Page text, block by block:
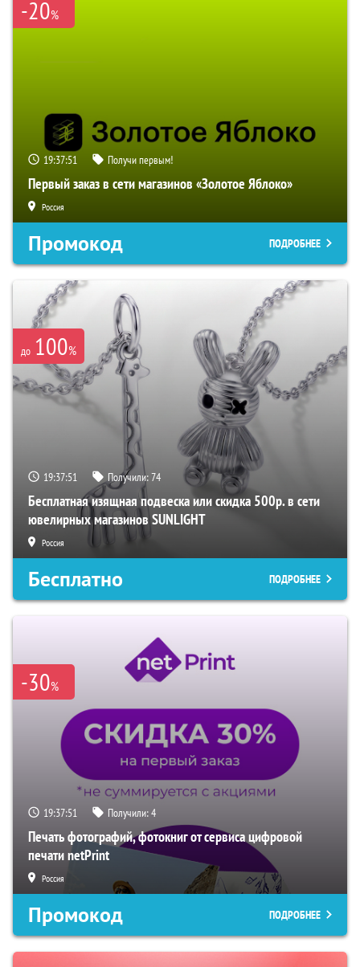
-20%
19:37:50 Получи первым!
Первый заказ в сети магазинов «Золотое Яблоко»
Россия
Промокод ПОДРОБНЕЕ
до 100%
19:37:50 Получили:74
Бесплатная изящная подвеска или скидка 500р. в сети
ювелирных магазинов SUNLIGHT
Россия
Бесплатно ПОДРОБНЕЕ
-30%
19:37:50 Получили:4
Печать фотографий, фотокниг от сервиса цифровой
печати netPrint
Россия
Промокод ПОДРОБНЕЕ